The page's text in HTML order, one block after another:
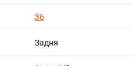
36
Задня